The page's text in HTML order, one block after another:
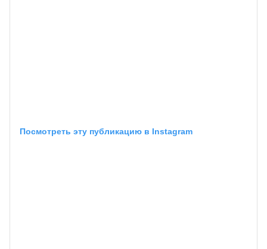
Посмотреть эту публикацию в Instagram